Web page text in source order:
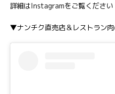
詳細はInstagramをご覧ください
▼ナンチク直売店＆レストラン